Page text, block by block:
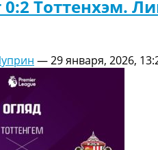
0:2 Тоттенхэм.
—29 января, 2026,